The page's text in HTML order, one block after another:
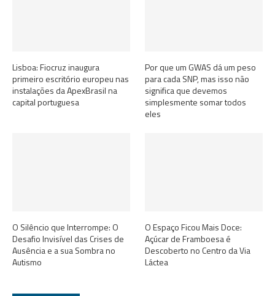
Lisboa: Fiocruz inaugura
primeiro escritório europeu nas
instalações da ApexBrasil na
capital portuguesa
Por que um GWAS dá um peso
para cada SNP, mas isso não
significa que devemos
simplesmente somar todos
eles
O Silêncio que Interrompe: O
Desafio Invisível das Crises de
Ausência e a sua Sombra no
Autismo
O Espaço Ficou Mais Doce:
Açúcar de Framboesa é
Descoberto no Centro da Via
Láctea